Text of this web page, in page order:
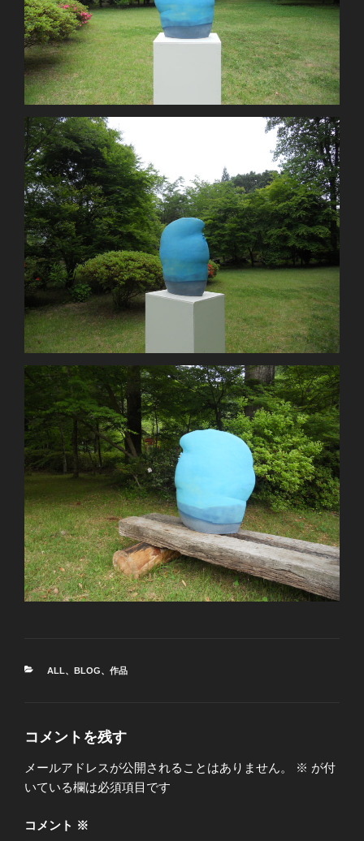
カ
ALL、 BLOG、 作品
コメントを残す
メールアドレスが公開されることはありません。 ※ が付
いている欄は必須項目です
コメント ※